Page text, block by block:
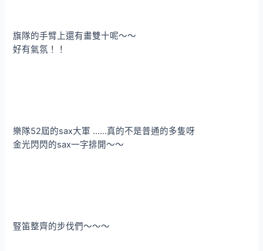
旗隊的手臂上還有畫雙十呢～～
好有氣氛！！
樂隊52屆的sax大軍 ……真的不是普通的多隻呀
金光閃閃的sax一字排開～～
豎笛整齊的步伐們～～～